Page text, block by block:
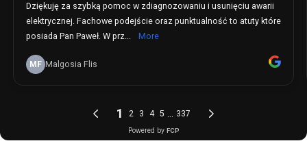
Dziękuję za szybką pomoc w zdiagnozowaniu i usunięciu awarii
elektrycznej. Fachowe podejście oraz punktualność to atuty które
posiada Pan Paweł. W prz...
More
MF Malgosia Flis
1 2 3 4 5 337
Powered by FCP